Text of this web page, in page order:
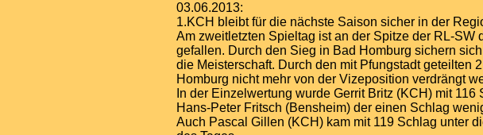
03.06.2013:
1.KCH bleibt für die nächste Saison sicher in der
Am zweitletzten Spieltag ist an der Spitze der RL-SW
gefallen. Durch den Sieg in Bad Homburg sichern
die Meisterschaft. Durch den mit Pfungstadt geteilten
Homburg nicht mehr von der Vizeposition verdrängt
In der Einzelwertung wurde Gerrit Britz (KCH) mit 116
Hans-Peter Fritsch (Bensheim) der einen Schlag
Auch Pascal Gillen (KCH) kam mit 119 Schlag unter